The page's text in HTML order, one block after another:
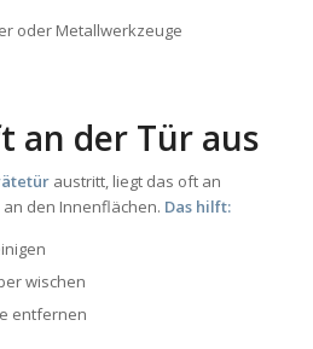
oder Metallwerkzeuge
an der Tür aus
austritt, liegt das oft an
den Innenflächen. Das hilft:
wischen
entfernen